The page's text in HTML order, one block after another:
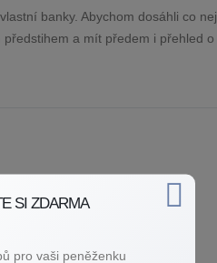
banky. Abychom dosáhli co
a mít předem i přehled o
SI ZDARMA
pro vaši peněženku